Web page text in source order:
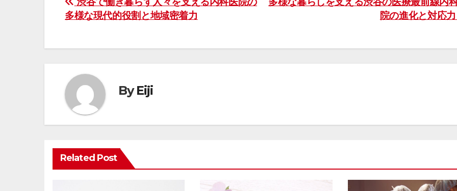
投
稿
ナ
ゲ
ー
シ
ョ
ン
院の進化と対応
多様な現代的役割と地域密着力
ByEiji
Related Post